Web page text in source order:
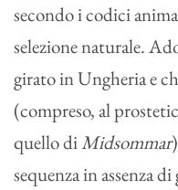
secondo i codici
selezione naturale.
girato in Ungheria e
(compreso, al
quello diMidsommar
sequenza in assenza